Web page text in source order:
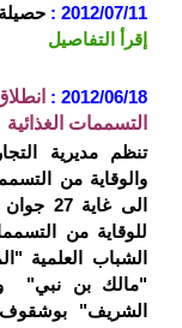
2012/07/11 :
حصيلة
إقرأ التفاصيل
2012/06/18 :
التسممات الغذائية
تنظم مديرية
للوقاية من
الشباب العلمية
"مالك بن نبي"
الشريف"